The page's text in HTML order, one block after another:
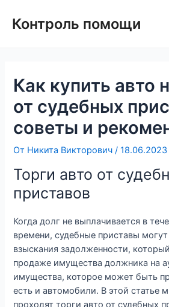
Контроль помощи
Как купить авто
от судебных
советы и
От Никита Викторович/18.06.2023
Торги авто от
приставов
Когда долг не выплачивается в
времени, судебные приставы могут
взыскания задолженности,
продаже имущества должника на
имущества, которое может быть
есть и автомобили. В этой статье
проходят торги авто от судебных